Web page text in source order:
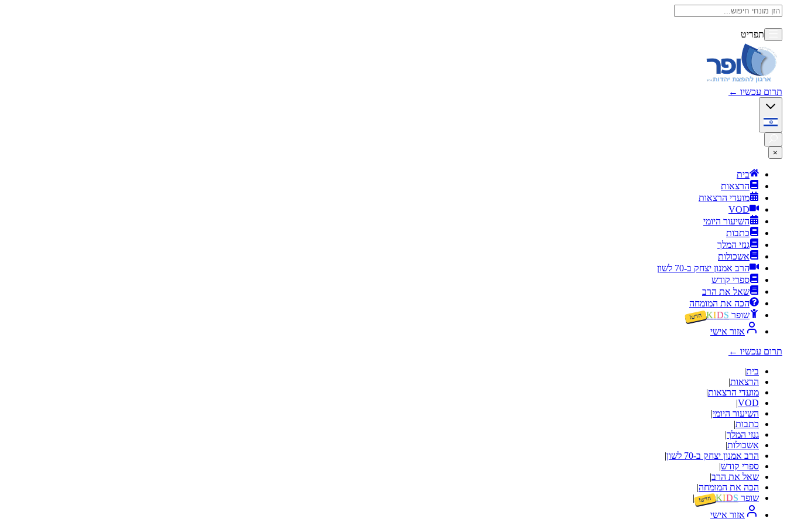
תפריט
תרום עכשיו ←
×
בית
הרצאות
מועדי הרצאות
VOD
השיעור היומי
כתבות
גנזי המלך
אשכולות
הרב אמנון יצחק ב-70 לשון
ספרי קודש
שאל את הרב
הכה את המומחה
שופר
KIDS חדש!
אזור אישי
תרום עכשיו ←
בית|
הרצאות|
מועדי הרצאות|
VOD
|
השיעור היומי|
כתבות|
גנזי המלך|
אשכולות|
הרב אמנון יצחק ב-70 לשון
|
ספרי קודש|
שאל את הרב|
הכה את המומחה|
שופר
KIDS חדש! |
אזור אישי